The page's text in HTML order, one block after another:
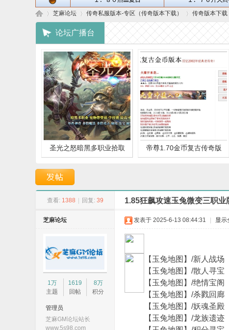
»
芝麻论坛
›
传奇私服版本-专区（传奇版本下载） 传奇版本下载
论坛广播台
圣光之怒暗黑多职业拾取
帝尊1.70金币复古传奇版
查看: 1388 回复: 39 1.85狂飙攻速玉兔微变三职
芝麻论坛
1万
主题
1619
回帖
8万
积分
管理员
芝麻GM论坛站长
www.5s98.com
发表于 2025-6-13 08:44:31 显示
【玉兔地图】/
【玉兔地图】/
【玉兔地图】/
【玉兔地图】/
【玉兔地图】/
【玉兔地图】/